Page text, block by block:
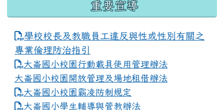
重要宣導
學校校長及教職員工違反與性或性別有關之
專業倫理防治指引
大崙國小校園行動載具使用管理辦法
大崙國小校園開放管理及場地租借辦法
大崙國小校園霸凌防制規定
大崙國小學生輔導與管教辦法